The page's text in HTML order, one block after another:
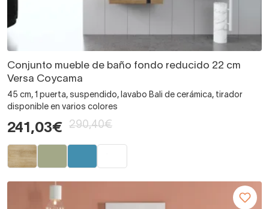
Conjunto mueble de baño fondo reducido 22 cm
Versa Coycama
45 cm, 1 puerta, suspendido, lavabo Bali de cerámica, tirador
disponible en varios colores
241,03€ 290,40€